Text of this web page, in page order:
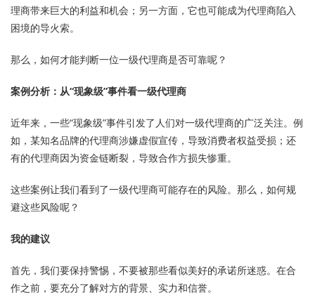
理商带来巨大的利益和机会；另一方面，它也可能成为代理商陷入
困境的导火索。
那么，如何才能判断一位一级代理商是否可靠呢？
案例分析：从“现象级”事件看一级代理商
近年来，一些“现象级”事件引发了人们对一级代理商的广泛关注。例
如，某知名品牌的代理商涉嫌虚假宣传，导致消费者权益受损；还
有的代理商因为资金链断裂，导致合作方损失惨重。
这些案例让我们看到了一级代理商可能存在的风险。那么，如何规
避这些风险呢？
我的建议
首先，我们要保持警惕，不要被那些看似美好的承诺所迷惑。在合
作之前，要充分了解对方的背景、实力和信誉。